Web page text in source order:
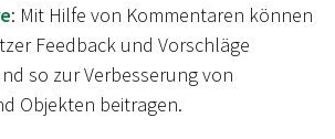
: Mit Hilfe von Kommentaren können
Feedback und Vorschläge
so zur Verbesserung von
Objekten beitragen.